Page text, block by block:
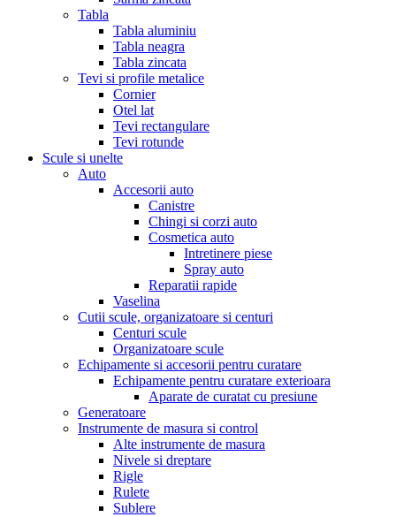
Tabla
Tabla aluminiu
Tabla neagra
Tabla zincata
Tevi si profile metalice
Cornier
Otel lat
Tevi rectangulare
Tevi rotunde
Scule si unelte
Auto
Accesorii auto
Canistre
Chingi si corzi auto
Cosmetica auto
Intretinere piese
Spray auto
Reparatii rapide
Vaselina
Cutii scule, organizatoare si centuri
Centuri scule
Organizatoare scule
Echipamente si accesorii pentru curatare
Echipamente pentru curatare exterioara
Aparate de curatat cu presiune
Generatoare
Instrumente de masura si control
Alte instrumente de masura
Nivele si dreptare
Rigle
Rulete
Sublere